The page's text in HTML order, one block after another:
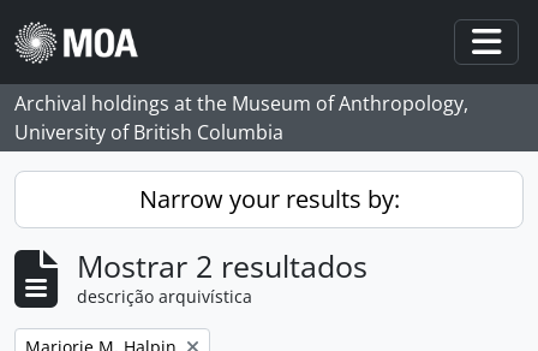
Skip to main content
Archival holdings at the Museum of Anthropology,
University of British Columbia
Narrow your results by:
Mostrar 2 resultados
descrição arquivística
Remove filter: